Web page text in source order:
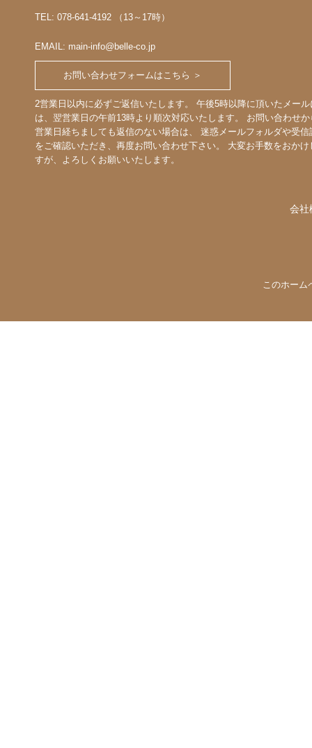
TEL: 078-641-4192 （13～17時）
EMAIL: main-info@belle-co.jp
お問い合わせフォームはこちら ＞
2営業日以内に必ずご返信いたします。 午後5時以降に頂いたメール
は、翌営業日の午前13時より順次対応いたします。 お問い合わせか
営業日経ちましても返信のない場合は、 迷惑メールフォルダや受信
をご確認いただき、再度お問い合わせ下さい。 大変お手数をおかけ
すが、よろしくお願いいたします。
会社
このホーム